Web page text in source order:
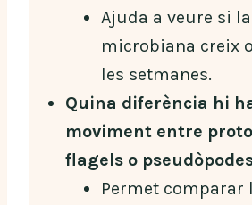
Ajuda a veure si
microbiana creix
les setmanes.
Quina diferència hi
moviment entre
flagels o
Permet comparar